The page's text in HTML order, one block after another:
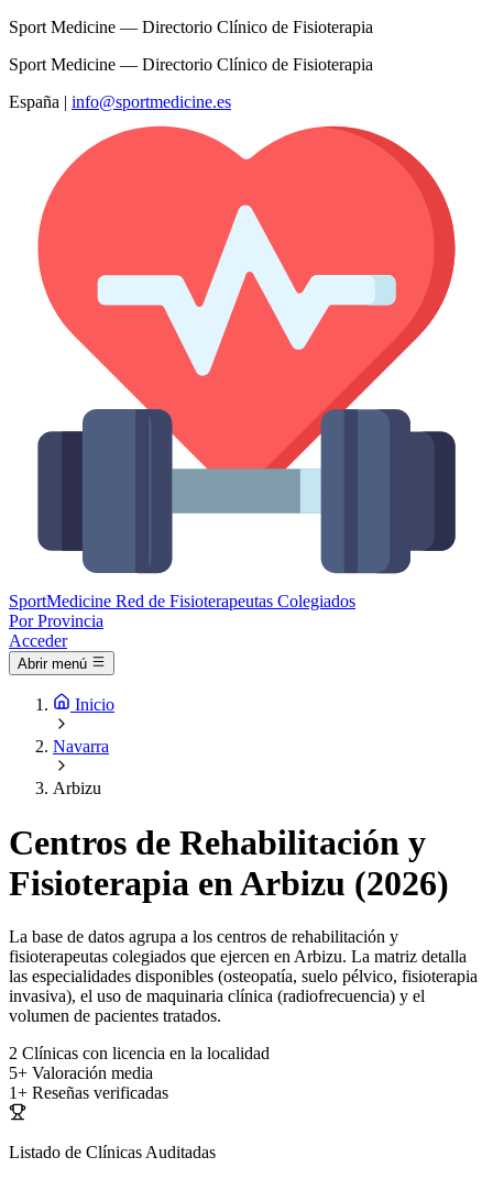
Sport Medicine — Directorio Clínico de Fisioterapia
Sport Medicine — Directorio Clínico de Fisioterapia
España | info@sportmedicine.es
SportMedicine Red de Fisioterapeutas Colegiados
Por Provincia
Acceder
Abrir menú
Inicio
Navarra
Arbizu
Centros de Rehabilitación y
Fisioterapia en Arbizu (2026)
La base de datos agrupa a los centros de rehabilitación y
fisioterapeutas colegiados que ejercen en Arbizu. La matriz detalla
las especialidades disponibles (osteopatía, suelo pélvico, fisioterapia
invasiva), el uso de maquinaria clínica (radiofrecuencia) y el
volumen de pacientes tratados.
2 Clínicas con licencia en la localidad
5+ Valoración media
1+ Reseñas verificadas
Listado de Clínicas Auditadas